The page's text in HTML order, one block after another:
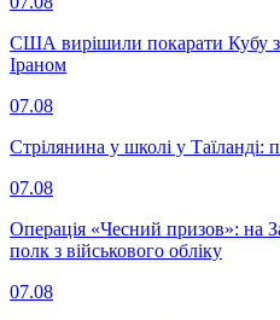
США вирішили покарати Кубу
Іраном
07.08
Стрілянина у школі у Таїланді:
07.08
Операція «Чесний призов»: на
полк з військового обліку
07.08